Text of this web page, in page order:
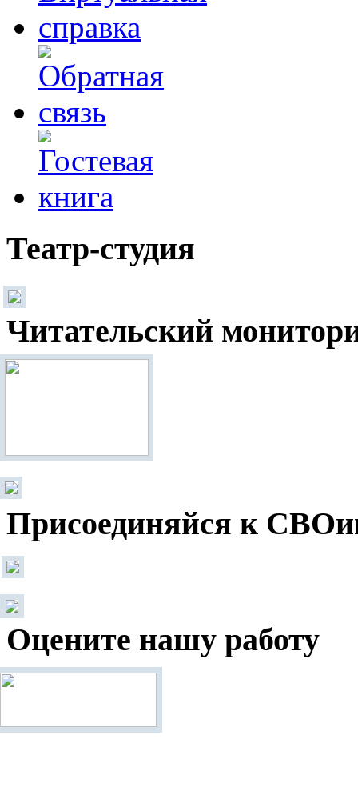
Театр-студия
Читательский
Присоединяйся к
Оцените нашу работу